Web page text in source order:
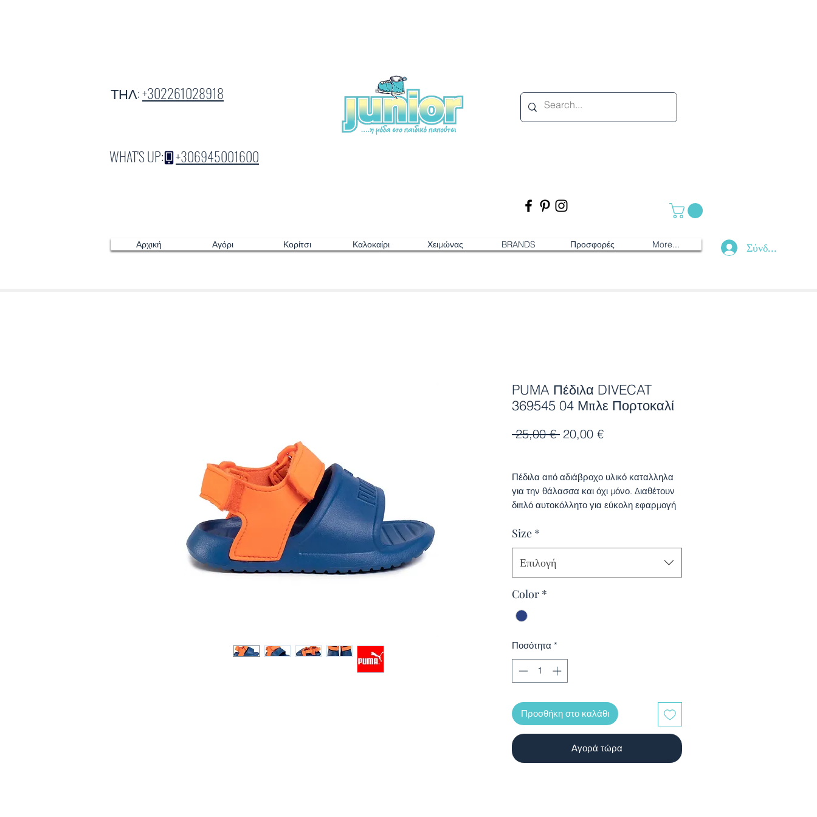
ΤΗΛ:+302261028918
WHAT'S UP:+306945001600
Αρχική Αγόρι Κορίτσι Καλοκαίρι Χειμώνας BRANDS Προσφορές More... Σύνδεση
PUMA Πέδιλα DIVECAT
369545 04 Μπλε Πορτοκαλί
25,00 € Κανονική
20,00 €Τιμή
Πέδιλα από αδιάβροχο υλικό καταλληλα
για την θάλασσα και όχι μόνο. Διαθέτουν
διπλό αυτοκόλλητο για εύκολη εφαρμογή
Size *
Επιλογή
Color *
Ποσότητα *
Προσθήκη στο καλάθι
Αγορά τώρα